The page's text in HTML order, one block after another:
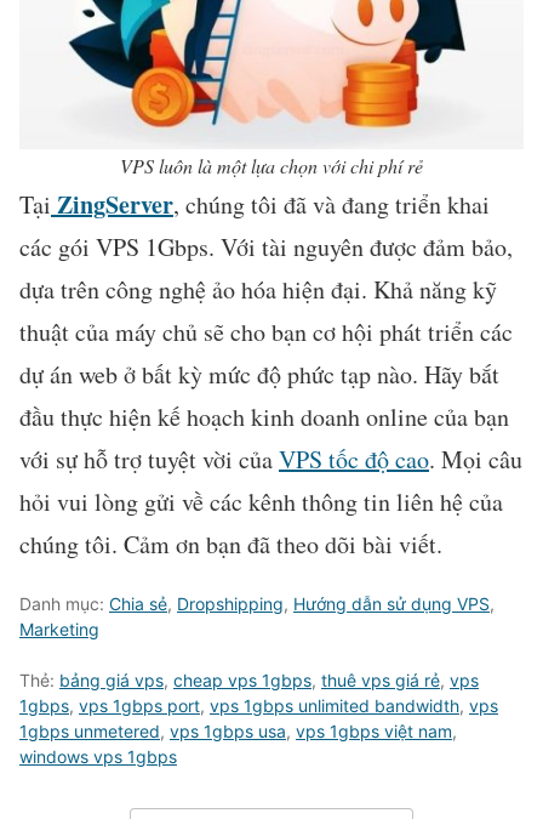
VPS luôn là một lựa chọn với chi phí rẻ
Tại ZingServer, chúng tôi đã và đang triển khai
các gói VPS 1Gbps. Với tài nguyên được đảm bảo,
dựa trên công nghệ ảo hóa hiện đại. Khả năng kỹ
thuật của máy chủ sẽ cho bạn cơ hội phát triển các
dự án web ở bất kỳ mức độ phức tạp nào. Hãy bắt
đầu thực hiện kế hoạch kinh doanh online của bạn
với sự hỗ trợ tuyệt vời củaVPS tốc độ cao. Mọi câu
hỏi vui lòng gửi về các kênh thông tin liên hệ của
chúng tôi. Cảm ơn bạn đã theo dõi bài viết.
Danh mục: Chia sẻ, Dropshipping, Hướng dẫn sử dụng VPS,
Marketing
Thẻ: bảng giá vps, cheap vps 1gbps, thuê vps giá rẻ, vps
1gbps, vps 1gbps port, vps 1gbps unlimited bandwidth, vps
1gbps unmetered, vps 1gbps usa, vps 1gbps việt nam,
windows vps 1gbps